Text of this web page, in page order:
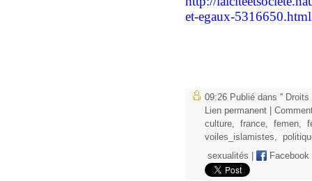
et-egaux-5316650.html
09:26 Publié dans '' Droits
Lien permanent
culture, france, femen,
voiles_islamistes,
sexualités
Facebook